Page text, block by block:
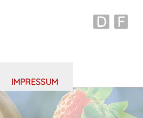
D F
IMPRESSUM